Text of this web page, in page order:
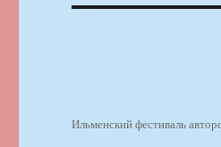
Ильменский фестиваль